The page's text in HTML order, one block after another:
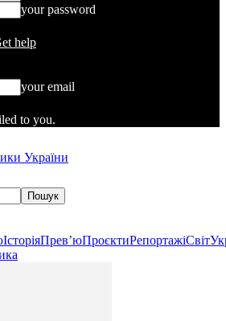
your password
help
your email
to you.
України
ІсторіяПрев’юПроєктиРепортажіСвіт